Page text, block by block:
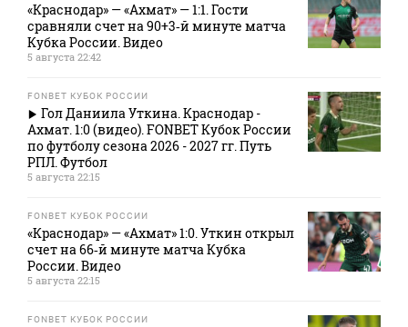
«Краснодар» — «Ахмат» — 1:1. Гости
сравняли счет на 90+3‑й минуте матча
Кубка России. Видео
5 августа 22:42
FONBET КУБОК РОССИИ
Гол Даниила Уткина. Краснодар -
Ахмат. 1:0 (видео). FONBET Кубок России
по футболу сезона 2026 - 2027 гг. Путь
РПЛ. Футбол
5 августа 22:15
FONBET КУБОК РОССИИ
«Краснодар» — «Ахмат» 1:0. Уткин открыл
счет на 66‑й минуте матча Кубка
России. Видео
5 августа 22:15
FONBET КУБОК РОССИИ